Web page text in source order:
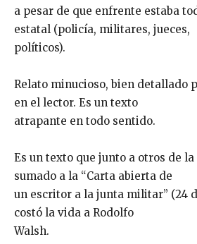
a pesar de que enfrente estaba
estatal (policía, militares, jueces,
políticos).
Relato minucioso, bien detallado
en el lector. Es un texto
atrapante en todo sentido.
Es un texto que junto a otros de
sumado a la “Carta abierta de
un escritor a la junta militar” (24
costó la vida a Rodolfo
Walsh.